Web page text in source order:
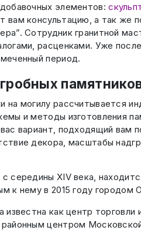
элементов:
вам консультацию, а так же
Сотрудник гранитной
расценками. Уже
период.
на могилу рассчитывается
и методы изготовления
вариант, подходящий
декора, масштабы
середины XIV века,
к нему в 2015 году
известна как центр
центром